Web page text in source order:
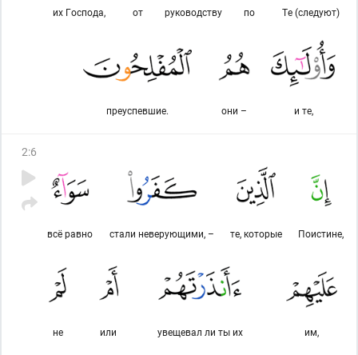
Те (следуют)
по
руководству
от
их Господа,
и те,
они –
преуспевшие.
2:6
Поистине,
те, которые
стали неверующими, –
всё равно
им,
увещевал ли ты их
или
не